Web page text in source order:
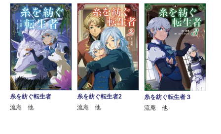
糸を紡ぐ転生者
流庵 他
糸を紡ぐ転生者2
流庵 他
糸を紡ぐ転生者３
流庵 他